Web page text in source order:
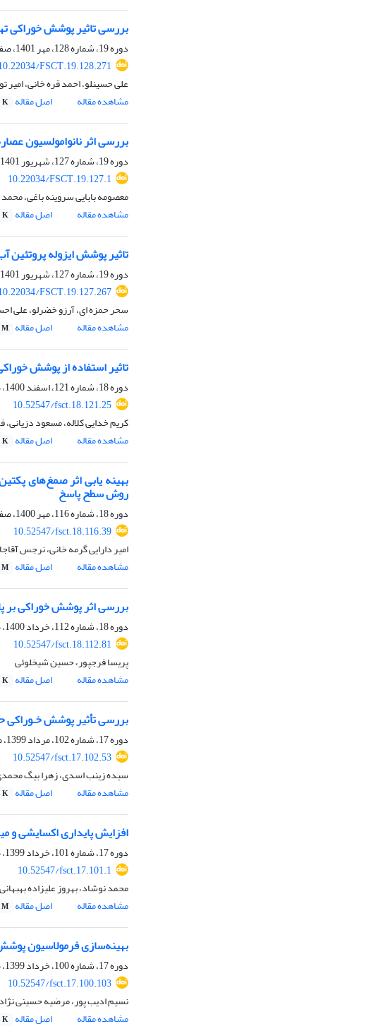
بررسی تاثیر پوشش خوراکی
دوره 19، شماره 128، مهر 1401، صفحه
FSCT.19.128.271
علی حسینلو، احمد قره خانی، امیر
مشاهده مقاله
اصل مقاله K
بررسی اثر نانوامولسیون
دوره 19، شماره 127، شهریور 1401، صفحه
10.22034/FSCT.19.127.1
معصومه بابایی سروینه باغی،
مشاهده مقاله
اصل مقاله K
تاثیر پوشش ایزوله پروتئین
دوره 19، شماره 127، شهریور 1401، صفحه
FSCT.19.127.267
سحر حمزه ای، آرزو خضرلو، علی
مشاهده مقاله
اصل مقاله
تاثیر استفاده از پوشش
دوره 18، شماره 121، اسفند 1400، صفحه
10.52547/fsct.18.121.25
کریم خدایی کلاله، مسعود
مشاهده مقاله
اصل مقاله K
بهینه یابی اثر صمغ‌های
روش سطح پاسخ
دوره 18، شماره 116، مهر 1400، صفحه
10.52547/fsct.18.116.39
امیر دارایی گرمه خانی، نرجس
مشاهده مقاله
اصل مقاله
بررسی اثر پوشش خوراکی بر
دوره 18، شماره 112، خرداد 1400، صفحه
10.52547/fsct.18.112.81
پریسا فرجپور، حسین شیخلوئی
مشاهده مقاله
اصل مقاله K
بررسی تأثیر پوشش خـوراکی
دوره 17، شماره 102، مرداد 1399، صفحه
10.52547/fsct.17.102.53
سیده زینب اسدی، زهرا بیگ
مشاهده مقاله
اصل مقاله K
افزایش پایداری اکسایشی و
دوره 17، شماره 101، خرداد 1399، صفحه
10.52547/fsct.17.101.1
محمد نوشاد، بهروز علیزاده
مشاهده مقاله
اصل مقاله
بهینه‌سازی فرمولاسیون
دوره 17، شماره 100، خرداد 1399، صفحه
10.52547/fsct.17.100.103
نسیم ادیب پور، مرضیه حسینی
مشاهده مقاله
اصل مقاله K